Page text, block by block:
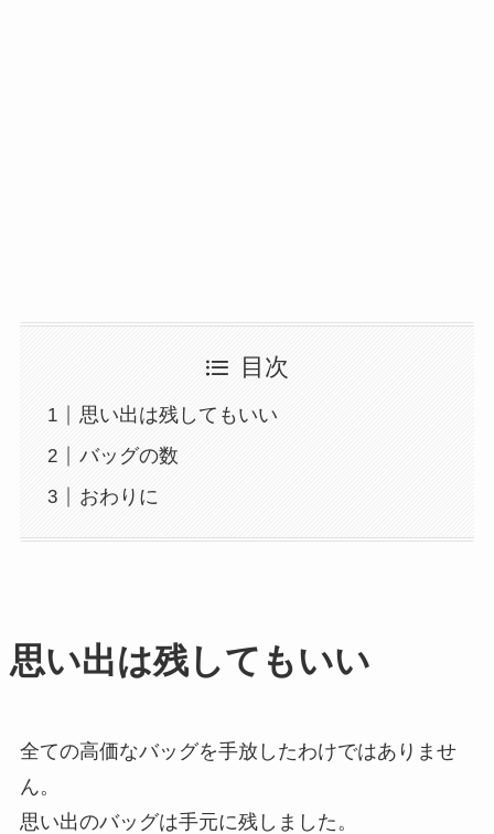
目次
思い出は残してもいい
バッグの数
おわりに
思い出は残してもいい
全ての高価なバッグを手放したわけではありませ
ん。
思い出のバッグは手元に残しました。